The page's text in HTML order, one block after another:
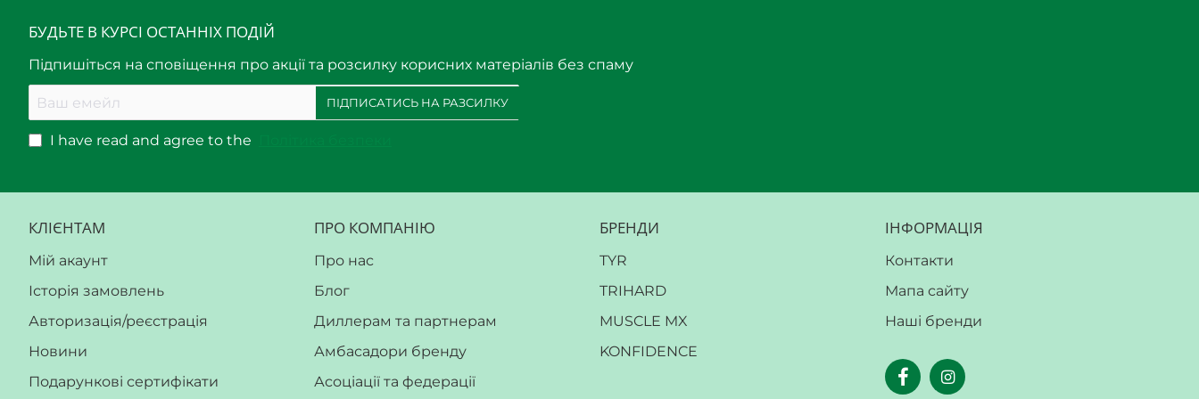
відмінно зберігає форму і стійкий до деформацій.
БУДЬТЕ В КУРСІ ОСТАННІХ ПОДІЙ
Підпишіться на сповіщення про акції та розсилку корисних матеріалів без спаму
Ваш
емейл
ПІДПИСАТИСЬ НА РАЗСИЛКУ
I have read and agree to the
КЛІЄНТАМ
Мій акаунт
Історія замовлень
Авторизація/реєстрація
Новини
Подарункові сертифікати
ПРО КОМПАНІЮ
Про нас
Блог
Диллерам та партнерам
Амбасадори бренду
Асоціації та федерації
БРЕНДИ
TYR
TRIHARD
MUSCLE MX
KONFIDENCE
ІНФОРМАЦІЯ
Контакти
Мапа сайту
Наші бренди